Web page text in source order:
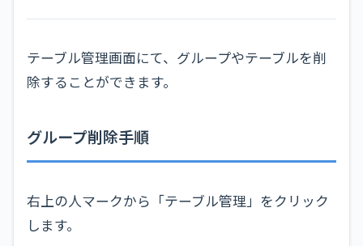
テーブル管理画面にて、グループやテーブルを削
除することができます。
グループ削除手順
右上の人マークから「テーブル管理」をクリック
します。